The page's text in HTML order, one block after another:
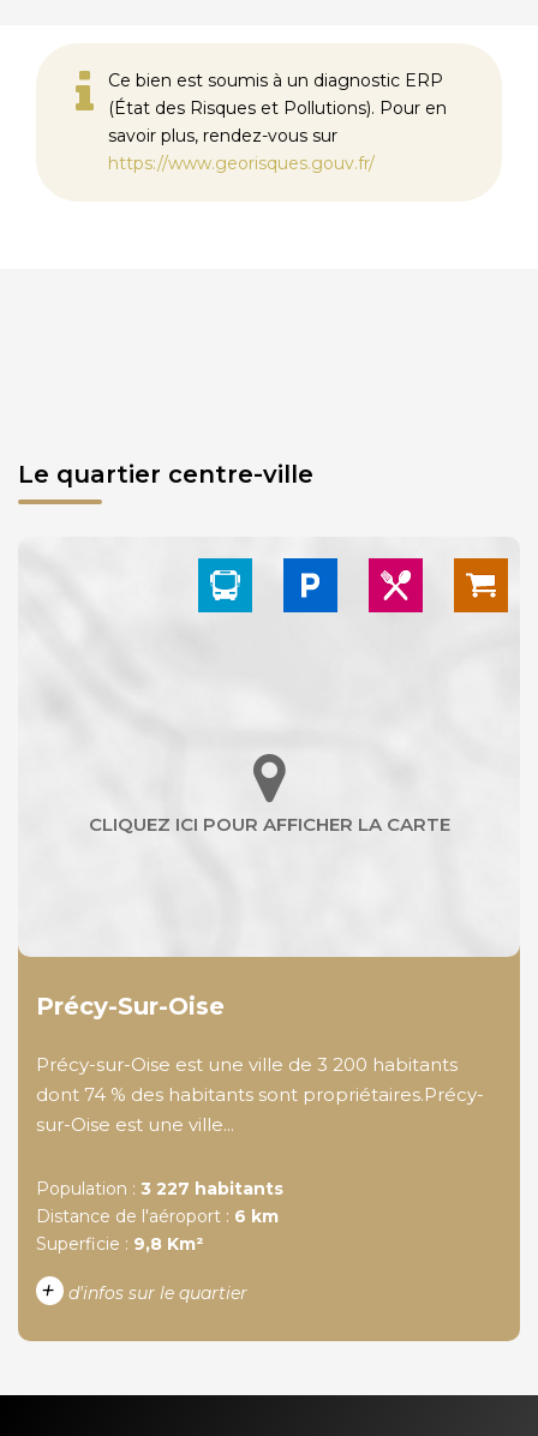
Ce bien est soumis à un diagnostic ERP
(État des Risques et Pollutions). Pour en
savoir plus, rendez-vous sur
https://www.georisques.gouv.fr/
Le quartier centre-ville
Précy-Sur-Oise
Précy-sur-Oise est une ville de 3 200 habitants
dont 74 % des habitants sont propriétaires.Précy-
sur-Oise est une ville...
Population : 3 227 habitants
Distance de l'aéroport : 6 km
Superficie : 9,8 Km²
+ d'infos sur le quartier